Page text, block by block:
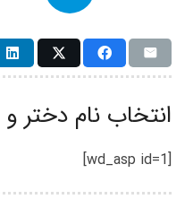
انتخاب نام دختر
[wd_asp id=1]